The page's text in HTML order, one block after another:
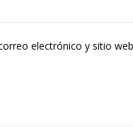
electrónico y sitio